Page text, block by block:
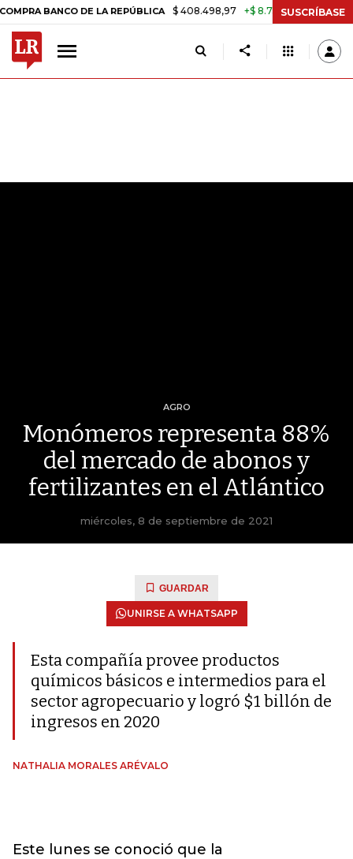
DE LA REPÚBLICA $ 408.498,97 +$ 8.753,81 +2,19% TASA DE
SUSCRÍBASE
AGRO
Monómeros representa 88%
del mercado de abonos y
fertilizantes en el Atlántico
miércoles, 8 de septiembre de 2021
GUARDAR
UNIRSE A WHATSAPP
Esta compañía provee productos
químicos básicos e intermedios para el
sector agropecuario y logró $1 billón de
ingresos en 2020
NATHALIA MORALES ARÉVALO
Este lunes se conoció que la